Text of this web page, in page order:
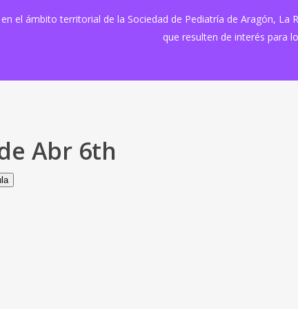
el ámbito territorial de la Sociedad de Pediatría de Aragón,
que resulten de interés para
Abr 6th